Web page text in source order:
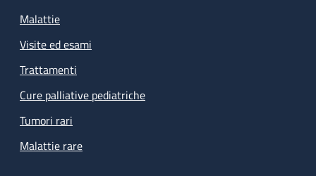
Malattie
Visite ed esami
Trattamenti
Cure palliative pediatriche
Tumori rari
Malattie rare